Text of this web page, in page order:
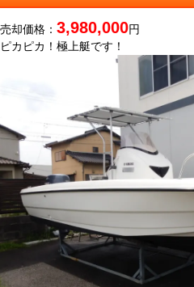
売却価格： 3,980,000円
ピカピカ！極上艇です！